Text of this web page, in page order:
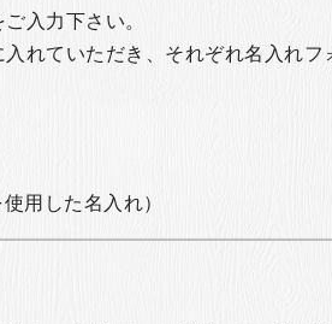
入力下さい。
れていただき、それぞれ名入れフ
使用した名入れ）